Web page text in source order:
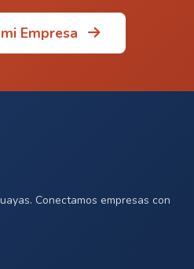
Empresa
Conectamos empresas con